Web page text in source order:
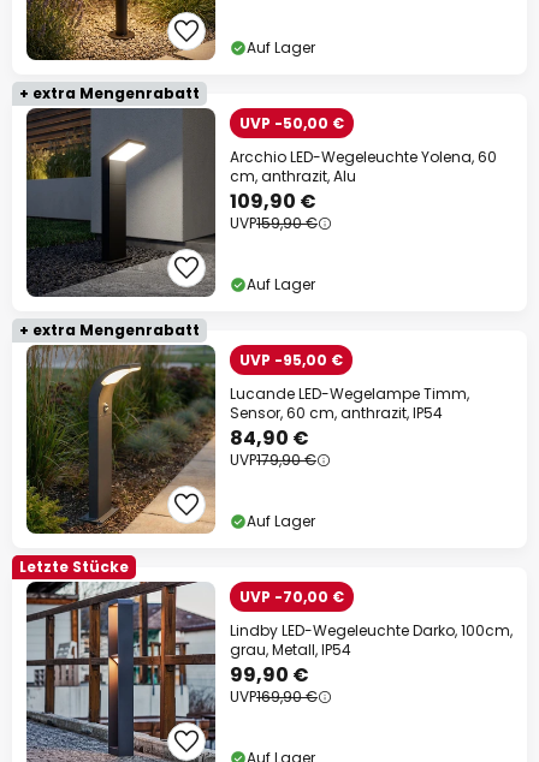
Auf Lager
+ extra Mengenrabatt
UVP -50,00 €
Arcchio LED-Wegeleuchte Yolena, 60
cm, anthrazit, Alu
109,90 €
UVP159,90 €
Auf Lager
+ extra Mengenrabatt
UVP -95,00 €
Lucande LED-Wegelampe Timm,
Sensor, 60 cm, anthrazit, IP54
84,90 €
UVP179,90 €
Auf Lager
Letzte Stücke
UVP -70,00 €
Lindby LED-Wegeleuchte Darko, 100cm,
grau, Metall, IP54
99,90 €
UVP169,90 €